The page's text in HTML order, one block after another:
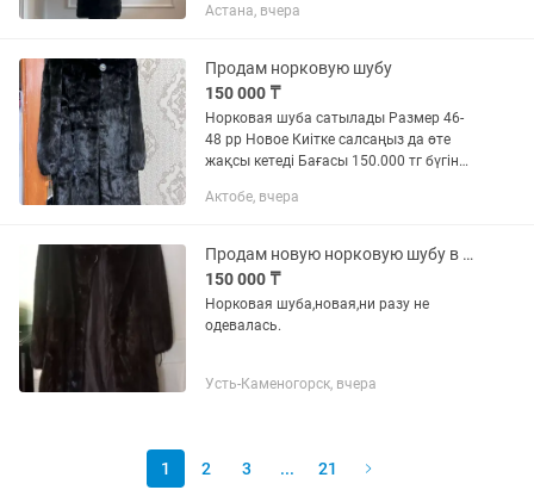
видео. Без потертости.
Астана, вчера
Продам норковую шубу
150 000 ₸
Норковая шуба сатылады Размер 46-
48 рр Новое Киітке салсаңыз да өте
жақсы кетеді Бағасы 150.000 тг бүгін
Актобе, вчера
Продам новую норковую шубу в чехле.
150 000 ₸
Норковая шуба,новая,ни разу не
одевалась.
Усть-Каменогорск, вчера
1 2 3 ... 21